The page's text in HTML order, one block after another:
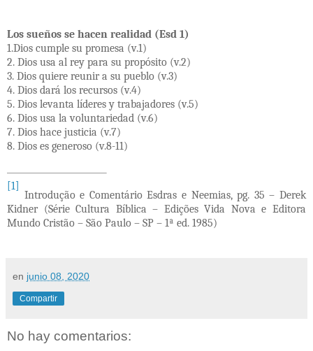
Los sueños se hacen realidad (Esd 1)
1.Dios cumple su promesa (v.1)
2. Dios usa al rey para su propósito (v.2)
3. Dios quiere reunir a su pueblo (v.3)
4. Dios dará los recursos (v.4)
5. Dios levanta líderes y trabajadores (v.5)
6. Dios usa la voluntariedad (v.6)
7. Dios hace justicia (v.7)
8. Dios es generoso (v.8-11)
[1]
Introdução e Comentário Esdras e Neemias, pg. 35 – Derek
Kidner (Série Cultura Bíblica – Edições Vida Nova e Editora
Mundo Cristão – São Paulo – SP – 1ª ed. 1985)
en junio 08, 2020
Compartir
No hay comentarios: